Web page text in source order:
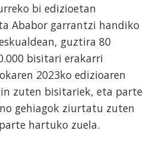
bi edizioetan
Ababor garrantzi handiko
guztira 80
bisitari erakarri
2023ko edizioaren
zuten bisitariek, eta parte
gehiagok ziurtatu zuten
hartuko zuela.